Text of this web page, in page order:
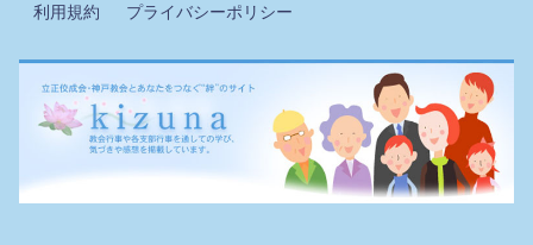
利用規約 プライバシーポリシー